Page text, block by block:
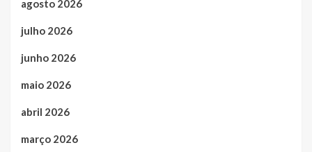
agosto 2026
julho 2026
junho 2026
maio 2026
abril 2026
março 2026